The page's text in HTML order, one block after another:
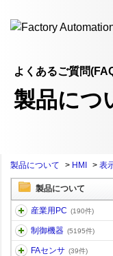
よくあるご質問
製品につ
製品について > HMI > 表
製品について
産業用PC (190件)
制御機器 (5195件)
FAセンサ (39件)